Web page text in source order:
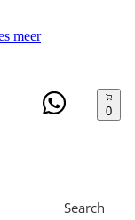
meer
Search
0